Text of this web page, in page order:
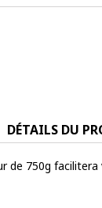
DÉTAILS DU
de 750g